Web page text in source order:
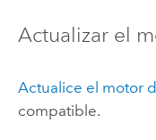
Actualizar el
Actualice el motor
compatible.